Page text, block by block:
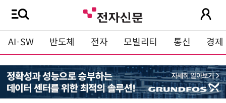
AI·SW 반도체 전자 모빌리티 통신 경제